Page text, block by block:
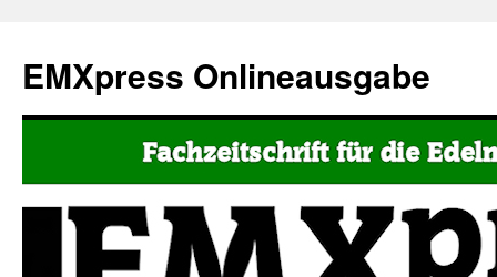
EMXpress Onlineausgabe